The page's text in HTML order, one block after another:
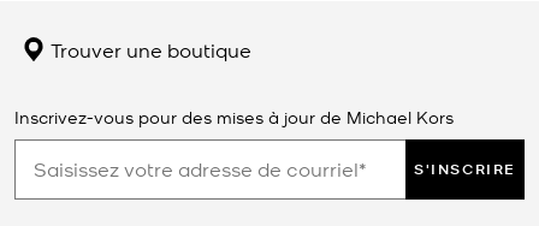
Trouver une boutique
Inscrivez-vous pour des mises à jour de Michael Kors
S'INSCRIRE